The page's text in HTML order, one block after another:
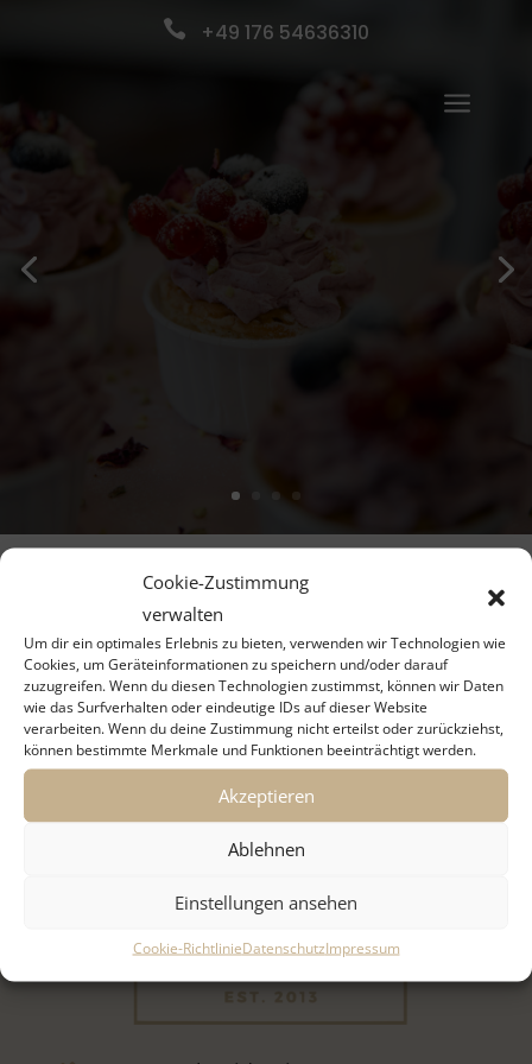
Cookie-Zustimmung
verwalten
Um dir ein optimales Erlebnis zu bieten, verwenden wir Technologien wie
Cookies, um Geräteinformationen zu speichern und/oder darauf
zuzugreifen. Wenn du diesen Technologien zustimmst, können wir Daten
wie das Surfverhalten oder eindeutige IDs auf dieser Website
verarbeiten. Wenn du deine Zustimmung nicht erteilst oder zurückziehst,
können bestimmte Merkmale und Funktionen beeinträchtigt werden.
Akzeptieren
Ablehnen
Einstellungen ansehen
Cookie-RichtlinieDatenschutzImpressum
 +49 176 54636310
a
Hochzeitstorten